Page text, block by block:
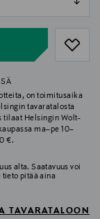
on toimitusaika
tavaratalosta
tilaat Helsingin Wolt-
ma–pe 10–
€.
alta. Saatavuus voi
pitää aina
TAVARATALOON